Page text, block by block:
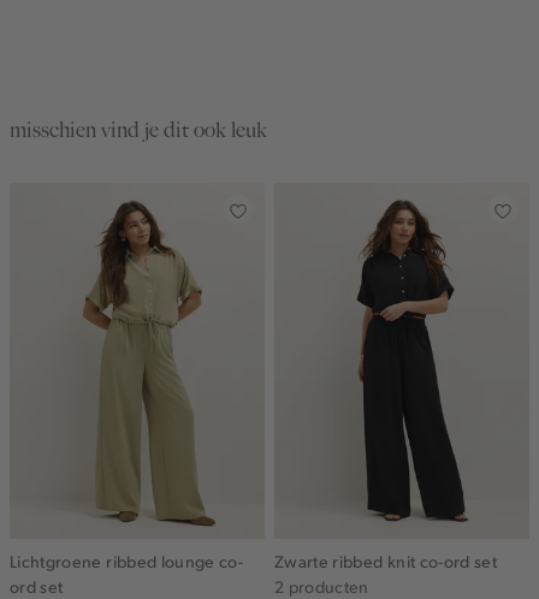
misschien vind je dit ook leuk
Lichtgroene ribbed lounge co-
ord set
Zwarte ribbed knit co-ord set
2 producten